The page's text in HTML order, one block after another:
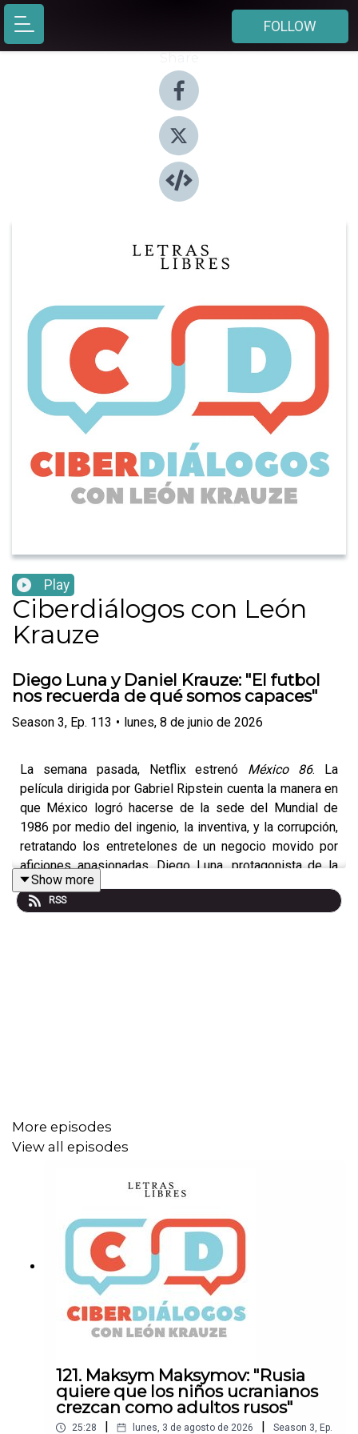
FOLLOW
Play
Ciberdiálogos con León
Krauze
Diego Luna y Daniel Krauze: "El futbol
nos recuerda de qué somos capaces"
Season 3, Ep. 113 • lunes, 8 de junio de 2026
La semana pasada, Netflix estrenó México 86. La
película dirigida por Gabriel Ripstein cuenta la manera en
que México logró hacerse de la sede del Mundial de
1986 por medio del ingenio, la inventiva, y la corrupción,
retratando los entretelones de un negocio movido por
aficiones apasionadas. Diego Luna, protagonista de la
cinta, y Daniel Krauze, su guionista, hablan de
por el futbol.
Instagram
• Sigue aLetras Libres
Facebook
Show more
RSS
More episodes
View all episodes
121. Maksym Maksymov: "Rusia
quiere que los niños ucranianos
crezcan como adultos rusos"
25:28 | lunes, 3 de agosto de 2026 | Season 3, Ep.